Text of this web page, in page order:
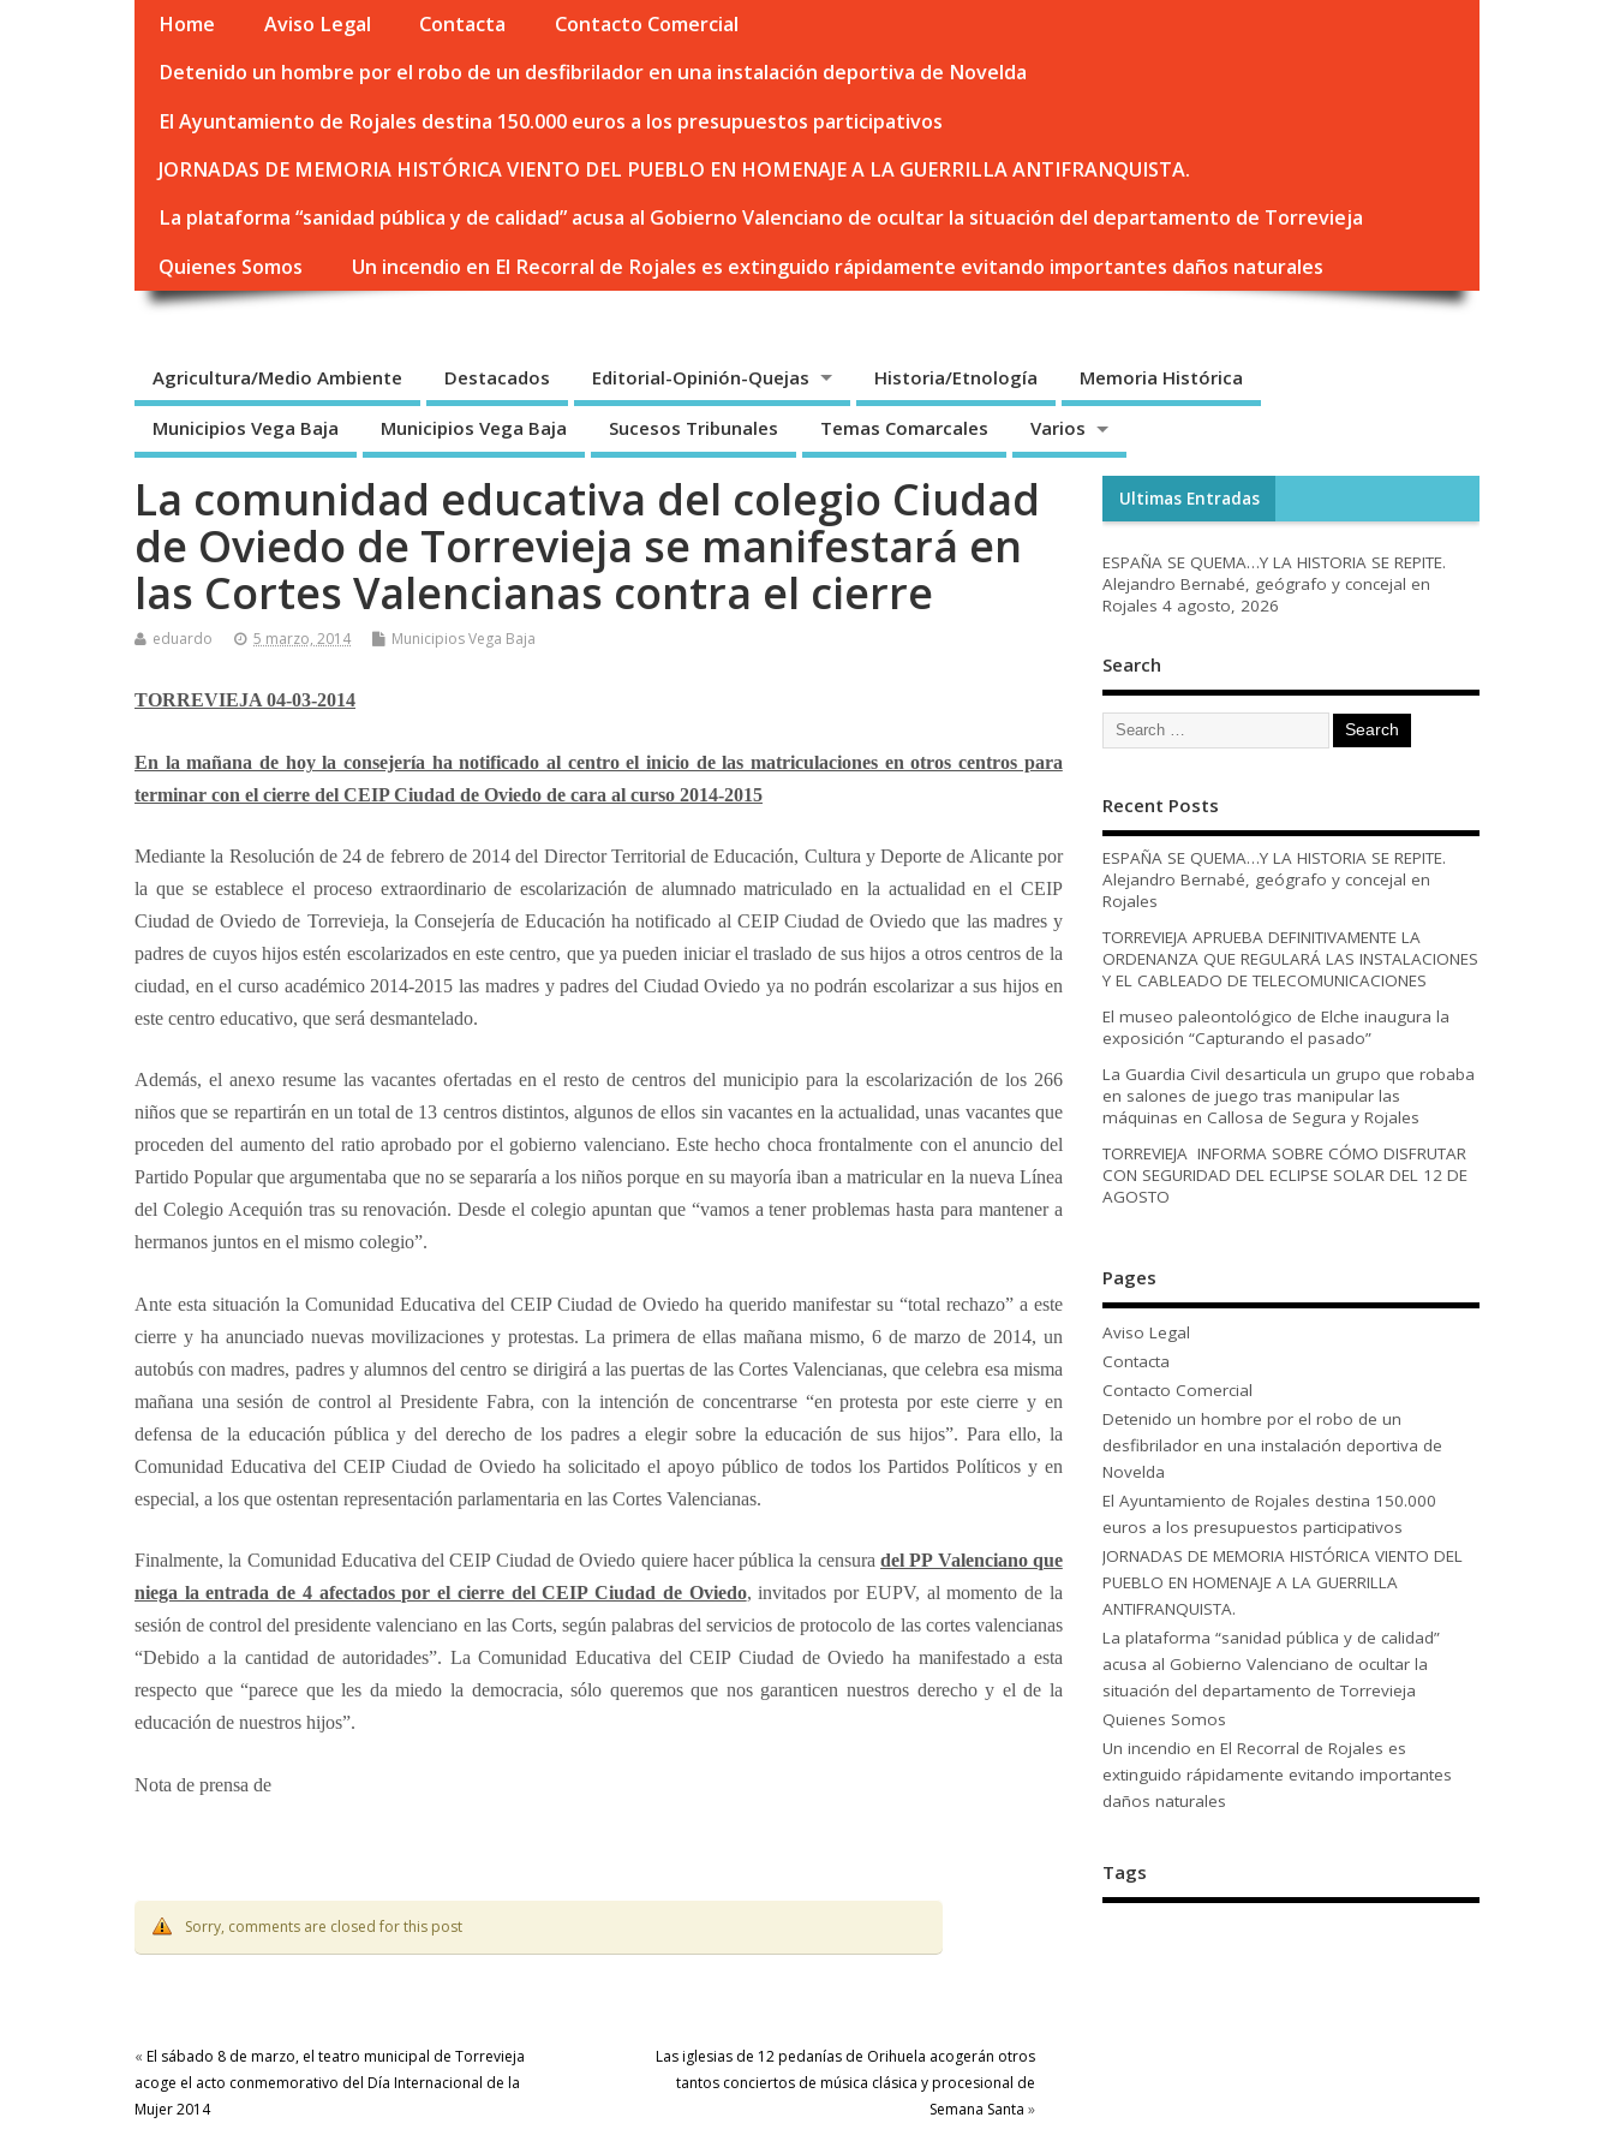
Home Aviso Legal Contacta
Contacto Comercial
Detenido un hombre por el robo de un desfibrilador en una instalación deportiva de Novelda
El Ayuntamiento de Rojales destina 150.000 euros a los presupuestos participativos
JORNADAS DE MEMORIA HISTÓRICA VIENTO DEL PUEBLO EN HOMENAJE A LA GUERRILLA ANTIFRANQUISTA.
La plataforma “sanidad pública y de calidad” acusa al Gobierno Valenciano de ocultar la situación del departamento de Torrevieja
Quienes Somos
Un incendio en El Recorral de Rojales es extinguido rápidamente evitando importantes daños naturales
Agricultura/Medio Ambiente Destacados Editorial-Opinión-Quejas Historia/Etnología Memoria Histórica
Municipios Vega Baja Municipios Vega Baja Sucesos Tribunales Temas Comarcales Varios
La comunidad educativa del colegio Ciudad
de Oviedo de Torrevieja se manifestará en
las Cortes Valencianas contra el cierre
eduardo 5 marzo, 2014 Municipios Vega Baja
TORREVIEJA 04-03-2014
En la mañana de hoy la consejería ha notificado al centro el inicio de las matriculaciones en otros centros para
terminar con el cierre del CEIP Ciudad de Oviedo de cara al curso 2014-2015
Mediante la Resolución de 24 de febrero de 2014 del Director Territorial de Educación, Cultura y Deporte de Alicante por
la que se establece el proceso extraordinario de escolarización de alumnado matriculado en la actualidad en el CEIP
Ciudad de Oviedo de Torrevieja, la Consejería de Educación ha notificado al CEIP Ciudad de Oviedo que las madres y
padres de cuyos hijos estén escolarizados en este centro, que ya pueden iniciar el traslado de sus hijos a otros centros de la
ciudad, en el curso académico 2014-2015 las madres y padres del Ciudad Oviedo ya no podrán escolarizar a sus hijos en
este centro educativo, que será desmantelado.
Además, el anexo resume las vacantes ofertadas en el resto de centros del municipio para la escolarización de los 266
niños que se repartirán en un total de 13 centros distintos, algunos de ellos sin vacantes en la actualidad, unas vacantes que
proceden del aumento del ratio aprobado por el gobierno valenciano. Este hecho choca frontalmente con el anuncio del
Partido Popular que argumentaba que no se separaría a los niños porque en su mayoría iban a matricular en la nueva Línea
del Colegio Acequión tras su renovación. Desde el colegio apuntan que “vamos a tener problemas hasta para mantener a
hermanos juntos en el mismo colegio”.
Ante esta situación la Comunidad Educativa del CEIP Ciudad de Oviedo ha querido manifestar su “total rechazo” a este
cierre y ha anunciado nuevas movilizaciones y protestas. La primera de ellas mañana mismo, 6 de marzo de 2014, un
autobús con madres, padres y alumnos del centro se dirigirá a las puertas de las Cortes Valencianas, que celebra esa misma
mañana una sesión de control al Presidente Fabra, con la intención de concentrarse “en protesta por este cierre y en
defensa de la educación pública y del derecho de los padres a elegir sobre la educación de sus hijos”. Para ello, la
Comunidad Educativa del CEIP Ciudad de Oviedo ha solicitado el apoyo público de todos los Partidos Políticos y en
especial, a los que ostentan representación parlamentaria en las Cortes Valencianas.
Finalmente, la Comunidad Educativa del CEIP Ciudad de Oviedo quiere hacer pública la censura del PP Valenciano que
niega la entrada de 4 afectados por el cierre del CEIP Ciudad de Oviedo, invitados por EUPV, al momento de la
sesión de control del presidente valenciano en las Corts, según palabras del servicios de protocolo de las cortes valencianas
“Debido a la cantidad de autoridades”. La Comunidad Educativa del CEIP Ciudad de Oviedo ha manifestado a esta
respecto que “parece que les da miedo la democracia, sólo queremos que nos garanticen nuestros derecho y el de la
educación de nuestros hijos”.
Nota de prensa de
Sorry, comments are closed for this post
« El sábado 8 de marzo, el teatro municipal de Torrevieja
acoge el acto conmemorativo del Día Internacional de la
Mujer 2014
Las iglesias de 12 pedanías de Orihuela acogerán otros
tantos conciertos de música clásica y procesional de
Semana Santa »
Ultimas Entradas
ESPAÑA SE QUEMA…Y LA HISTORIA SE REPITE.
Alejandro Bernabé, geógrafo y concejal en
Rojales 4 agosto, 2026
Search
Recent Posts
ESPAÑA SE QUEMA…Y LA HISTORIA SE REPITE.
Alejandro Bernabé, geógrafo y concejal en
Rojales
TORREVIEJA APRUEBA DEFINITIVAMENTE LA
ORDENANZA QUE REGULARÁ LAS INSTALACIONES
Y EL CABLEADO DE TELECOMUNICACIONES
El museo paleontológico de Elche inaugura la
exposición “Capturando el pasado”
La Guardia Civil desarticula un grupo que robaba
en salones de juego tras manipular las
máquinas en Callosa de Segura y Rojales
TORREVIEJA INFORMA SOBRE CÓMO DISFRUTAR
CON SEGURIDAD DEL ECLIPSE SOLAR DEL 12 DE
AGOSTO
Pages
Aviso Legal
Contacta
Contacto Comercial
Detenido un hombre por el robo de un
desfibrilador en una instalación deportiva de
Novelda
El Ayuntamiento de Rojales destina 150.000
euros a los presupuestos participativos
JORNADAS DE MEMORIA HISTÓRICA VIENTO DEL
PUEBLO EN HOMENAJE A LA GUERRILLA
ANTIFRANQUISTA.
La plataforma “sanidad pública y de calidad”
acusa al Gobierno Valenciano de ocultar la
situación del departamento de Torrevieja
Quienes Somos
Un incendio en El Recorral de Rojales es
extinguido rápidamente evitando importantes
daños naturales
Tags